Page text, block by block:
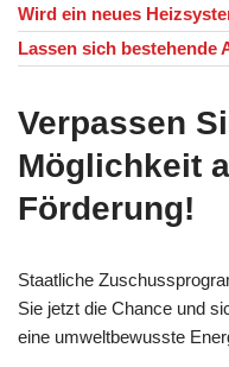
Wird ein neues
Lassen sich bestehende
Verpassen
Möglichkeit
Förderung!
Staatliche
Sie jetzt die Chance und
eine umweltbewusste